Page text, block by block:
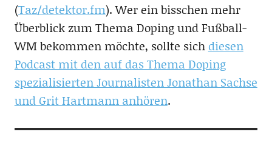
(Taz/detektor.fm). Wer ein bisschen mehr
Überblick zum Thema Doping und Fußball-
WM bekommen möchte, sollte sich diesen
Podcast mit den auf das Thema Doping
spezialisierten Journalisten Jonathan Sachse
und Grit Hartmann anhören.